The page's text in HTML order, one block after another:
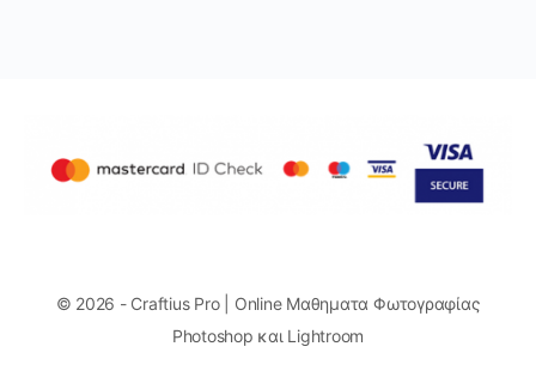
© 2026 - Craftius Pro | Online Μαθηματα Φωτογραφίας
Photoshop και Lightroom